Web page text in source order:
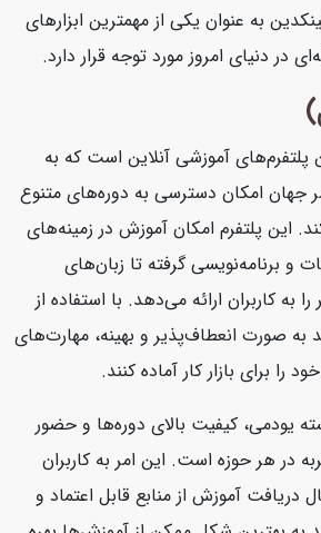
به عنوان یکی از مهمترین ابزارهای
در دنیای امروز مورد توجه قرار دارد.
آموزشی آنلاین است که به
جهان امکان دسترسی به دوره‌های متنوع
این پلتفرم امکان آموزش در زمینه‌های
و برنامه‌نویسی گرفته تا زبان‌های
کاربران ارائه می‌دهد. با استفاده از
به صورت انعطاف‌پذیر و بهینه، مهارت‌های
را برای بازار کار آماده کنند.
یودمی، کیفیت بالای دوره‌ها و حضور
در هر حوزه است. این امر به کاربران
آموزش از منابع قابل اعتماد و